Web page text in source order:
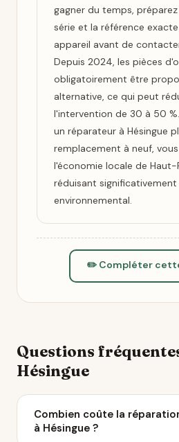
gagner du temps,
série et la référence
appareil avant de
Depuis 2024, les pièces
obligatoirement être
alternative, ce qui peut
l'intervention de 30 à 50
un réparateur à Hésingue
remplacement à neuf,
l'économie locale de Haut-
réduisant
environnemental.
✏️ Compléter
Questions
Hésingue
Combien coûte la
à Hésingue ?